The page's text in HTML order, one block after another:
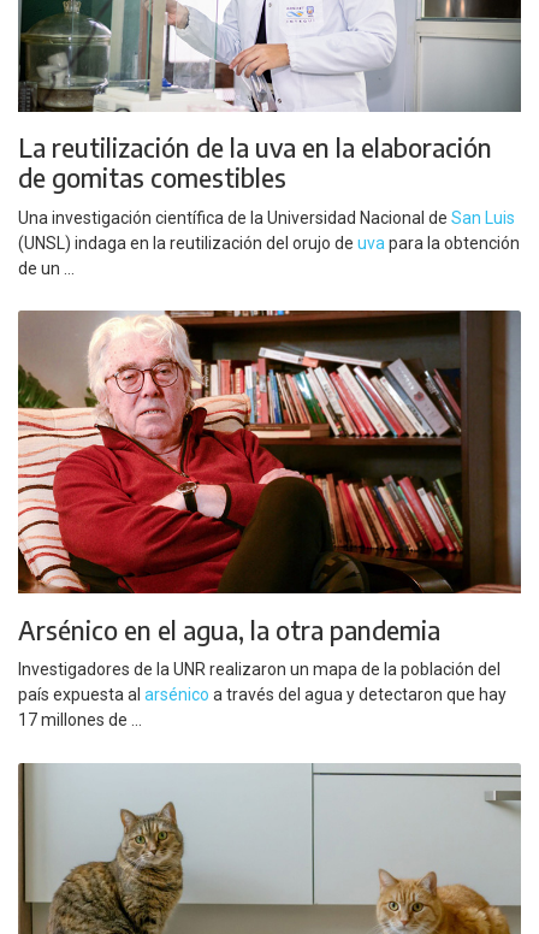
La reutilización de la uva en la elaboración
de gomitas comestibles
Una investigación científica de la Universidad Nacional de San Luis
(UNSL) indaga en la reutilización del orujo de uva para la obtención
de un ...
Arsénico en el agua, la otra pandemia
Investigadores de la UNR realizaron un mapa de la población del
país expuesta al arsénico a través del agua y detectaron que hay
17 millones de ...